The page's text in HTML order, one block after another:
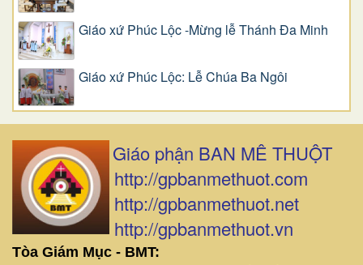
Giáo xứ Phúc Lộc -Mừng lễ Thánh Đa Minh
Giáo xứ Phúc Lộc: Lễ Chúa Ba Ngôi
Giáo phận BAN MÊ THUỘT
http://gpbanmethuot.com
http://gpbanmethuot.net
http://gpbanmethuot.vn
Tòa Giám Mục - BMT: